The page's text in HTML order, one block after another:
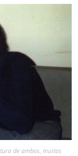
de ambos, muitos